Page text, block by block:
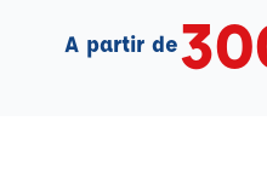
A partir de